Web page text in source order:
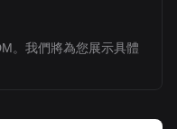
for U.S.
and exchange listings
(Prints), and access to
。我們將為您展示具體